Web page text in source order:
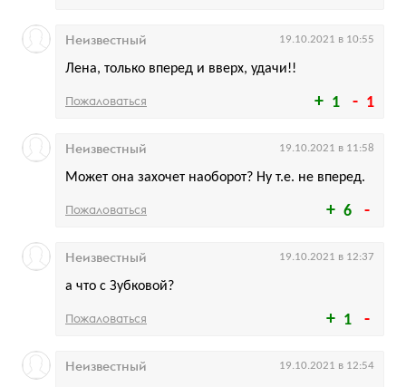
1 1
Лена, только вперед и вверх, удачи!!
Неизвестный 19.10.2021 в 10:55
Пожаловаться
6
Может она захочет наоборот? Ну т.е. не вперед.
Неизвестный 19.10.2021 в 11:58
Пожаловаться
1
а что с Зубковой?
Неизвестный 19.10.2021 в 12:37
Пожаловаться
Неизвестный 19.10.2021 в 12:54